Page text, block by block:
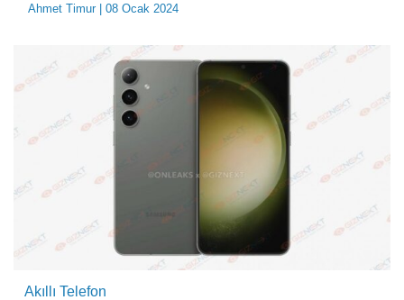
Ahmet Timur| 08 Ocak 2024
Akıllı Telefon